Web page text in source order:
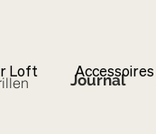
Loft Accessoires
Journal